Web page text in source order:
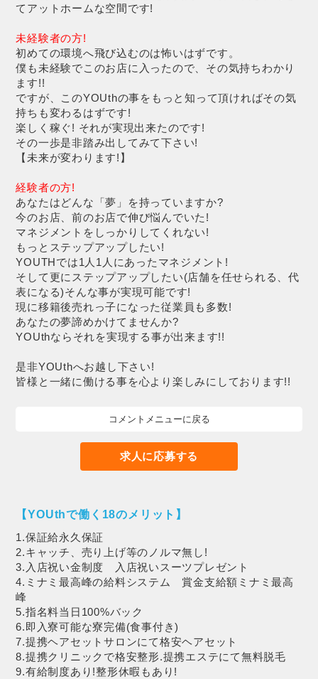
てアットホームな空間です!
未経験者の方!
初めての環境へ飛び込むのは怖いはずです。
僕も未経験でこのお店に入ったので、その気持ちわかり
ます!!
ですが、このYOUthの事をもっと知って頂ければその気
持ちも変わるはずです!
楽しく稼ぐ! それが実現出来たのです!
その一歩是非踏み出してみて下さい!
【未来が変わります!】
経験者の方!
あなたはどんな「夢」を持っていますか?
今のお店、前のお店で伸び悩んでいた!
マネジメントをしっかりしてくれない!
もっとステップアップしたい!
YOUTHでは1人1人にあったマネジメント!
そして更にステップアップしたい(店舗を任せられる、代
表になる)そんな事が実現可能です!
現に移籍後売れっ子になった従業員も多数!
あなたの夢諦めかけてませんか?
YOUthならそれを実現する事が出来ます!!
是非YOUthへお越し下さい!
皆様と一緒に働ける事を心より楽しみにしております!!
コメントメニューに戻る
求人に応募する
【YOUthで働く18のメリット】
1.保証給永久保証
2.キャッチ、売り上げ等のノルマ無し!
3.入店祝い金制度 入店祝いスーツプレゼント
4.ミナミ最高峰の給料システム 賞金支給額ミナミ最高
峰
5.指名料当日100%バック
6.即入寮可能な寮完備(食事付き)
7.提携ヘアセットサロンにて格安ヘアセット
8.提携クリニックで格安整形.提携エステにて無料脱毛
9.有給制度あり!整形休暇もあり!